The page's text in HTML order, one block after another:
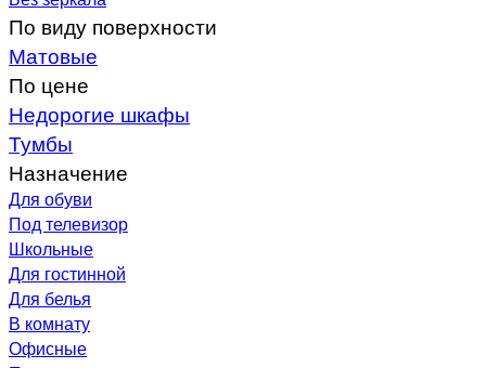
По виду поверхности
Матовые
По цене
Недорогие шкафы
Тумбы
Назначение
Для обуви
Под телевизор
Школьные
Для гостинной
Для белья
В комнату
Офисные